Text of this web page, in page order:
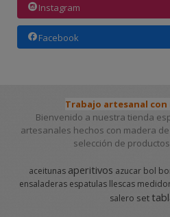
Instagram
Facebook
Trabajo artesanal con
Bienvenido a nuestra tienda
artesanales hechos con madera
selección de
aceitunas aperitivos azucar bol
ensaladeras espatulas llescas
salero set